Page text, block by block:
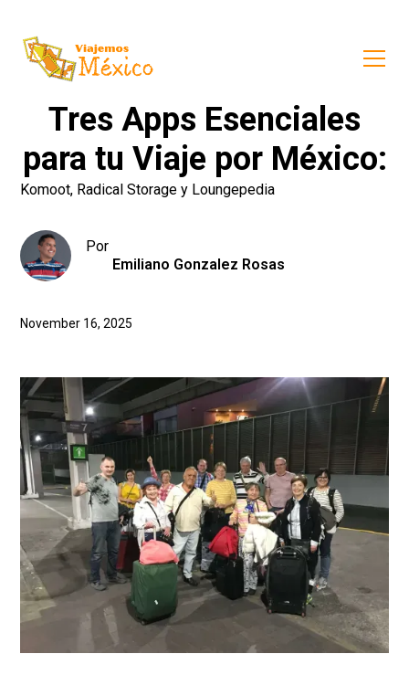
Tres Apps Esenciales
para tu Viaje por México:
Komoot, Radical Storage y Loungepedia
Por
Emiliano Gonzalez Rosas
November 16, 2025